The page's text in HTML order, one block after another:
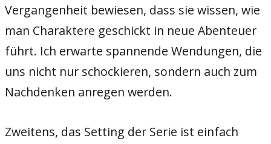
Vergangenheit bewiesen, dass sie wissen, wie
man Charaktere geschickt in neue Abenteuer
führt. Ich erwarte spannende Wendungen, die
uns nicht nur schockieren, sondern auch zum
Nachdenken anregen werden.
Zweitens, das Setting der Serie ist einfach